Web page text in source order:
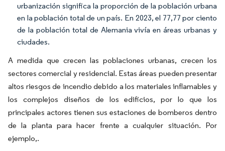
urbanización significa la proporción de la población urbana
en la población total de un país. En 2023, el 77,77 por ciento
de la población total de Alemania vivía en áreas urbanas y
ciudades.
A medida que crecen las poblaciones urbanas, crecen los
sectores comercial y residencial. Estas áreas pueden presentar
altos riesgos de incendio debido a los materiales inflamables y
los complejos diseños de los edificios, por lo que los
principales actores tienen sus estaciones de bomberos dentro
de la planta para hacer frente a cualquier situación. Por
ejemplo,.